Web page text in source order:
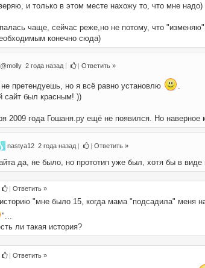
и только в этом месте нахожу то, что мне надо)
чаще, сейчас реже,но не потому, что
конечно сюда)
2 года назад | | Ответить »
не претендуешь, но я всё равно установлю
сайт был красным! ))
2009 года Гошаня.ру ещё не появился. Но наверное
nastya12 2 года назад | | Ответить »
да, не было, но прототип уже был, хотя бы в виде
| Ответить »
"мне было 15, когда мама "подсадила" меня
"...
ли такая история?
| Ответить »